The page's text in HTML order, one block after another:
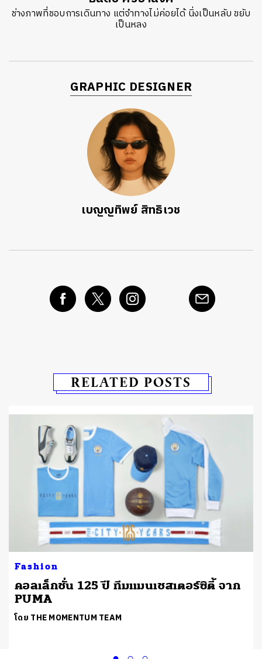
ช่างภาพที่ชอบการเดินทาง แต่จำทางไม่ค่อยได้ นิ่งเป็นหลับ ขยับ
เป็นหลง
GRAPHIC DESIGNER
เบญญทิพย์ สิทธิเวช
RELATED POSTS
Fashion
คอลเล็กชั่น 125 ปี ทีมแมนเชสเตอร์ซิตี้ จาก
PUMA
โดย THE MOMENTUM TEAM